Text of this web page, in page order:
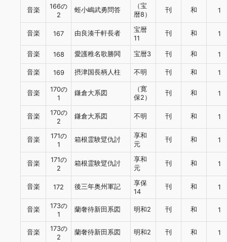
音楽
166の
2
蛭小嶋武勇問答
（宝
暦8）
刊 和 1
音楽 167 由良湊千軒長者
宝暦
11
刊 和 1
音楽 168 愛護稚名歌勝閧 宝暦3 刊 和 1
音楽 169 摂津国長柄人柱 不明 刊 和 1
音楽
170の
1
鎌倉大系図
（寛
保2）
刊 和 1
音楽
170の
2
鎌倉大系図 不明 刊 和 1
音楽
171の
1
箱根霊験躄仇討
享和
元
刊 和 1
音楽
171の
2
箱根霊験躄仇討
享和
元
刊 和 1
音楽 172 後三年奥州軍記
享保
14
刊 和 1
音楽
173の
1
蘭奢待新田系図 明和2 刊 和 1
音楽
173の
2
蘭奢待新田系図 明和2 刊 和 1